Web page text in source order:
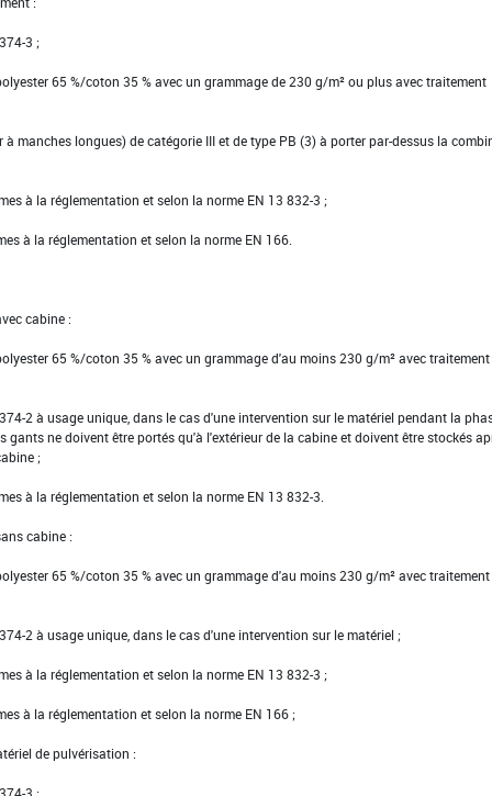
3 ;
65 %/coton 35 % avec un grammage de 230 g/m² ou plus avec traitement
manches longues) de catégorie III et de type PB (3) à porter par-dessus la
à la réglementation et selon la norme EN 13 832-3 ;
à la réglementation et selon la norme EN 166.
cabine :
65 %/coton 35 % avec un grammage d'au moins 230 g/m² avec traitement
2 à usage unique, dans le cas d'une intervention sur le matériel pendant la
gants ne doivent être portés qu'à l'extérieur de la cabine et doivent être stockés
;
à la réglementation et selon la norme EN 13 832-3.
cabine :
65 %/coton 35 % avec un grammage d'au moins 230 g/m² avec traitement
2 à usage unique, dans le cas d'une intervention sur le matériel ;
à la réglementation et selon la norme EN 13 832-3 ;
à la réglementation et selon la norme EN 166 ;
de pulvérisation :